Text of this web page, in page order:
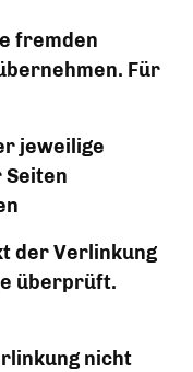
fremden
Für
jeweilige
der Verlinkung
überprüft.
nicht